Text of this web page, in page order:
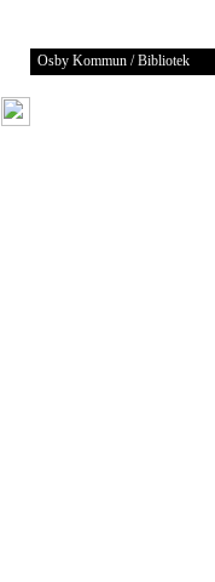
Osby Kommun / Bibliotek